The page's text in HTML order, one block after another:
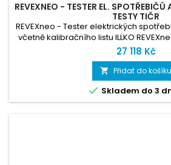
REVEXNEO - TESTER EL.
TESTY TIČR
REVEXneo - Tester elektrických
včetně kalibračního listu ILLKO
ze sítě i z baterií pro kontroly a revize
33 1600 ed.2
27 118 Kč
 Přidat do košíku
 Skladem do 3